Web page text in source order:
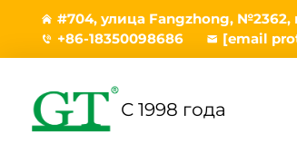
#704, улица Fangzhong, №2362,
+86-18350098686
[email
С 1998 года